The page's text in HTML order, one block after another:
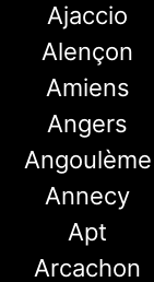
Ajaccio
Alençon
Amiens
Angers
Angoulème
Annecy
Apt
Arcachon